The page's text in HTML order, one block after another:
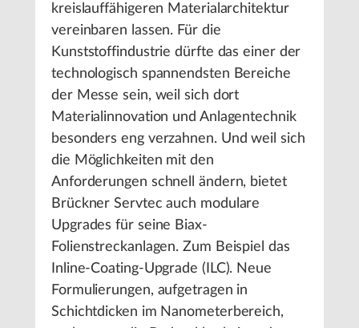
kreislauffähigeren Materialarchitektur
vereinbaren lassen. Für die
Kunststoffindustrie dürfte das einer der
technologisch spannendsten Bereiche
der Messe sein, weil sich dort
Materialinnovation und Anlagentechnik
besonders eng verzahnen. Und weil sich
die Möglichkeiten mit den
Anforderungen schnell ändern, bietet
Brückner Servtec auch modulare
Upgrades für seine Biax-
Folienstreckanlagen. Zum Beispiel das
Inline-Coating-Upgrade (ILC). Neue
Formulierungen, aufgetragen in
Schichtdicken im Nanometerbereich,